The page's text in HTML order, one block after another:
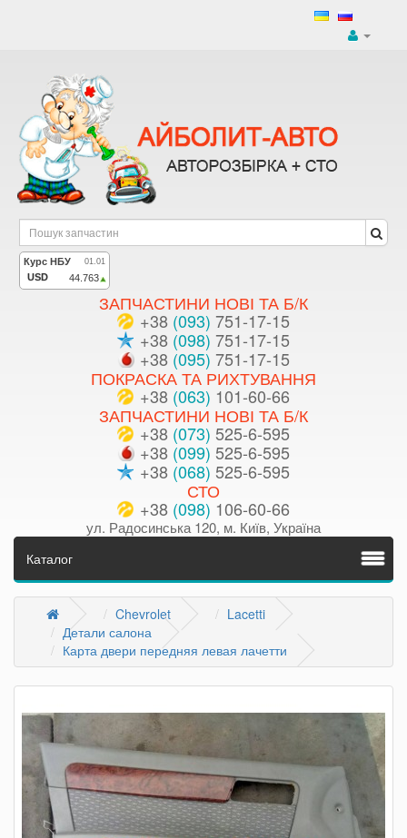
ЗАПЧАСТИНИ НОВІ ТА Б/К
+38 (093) 751-17-15
+38 (098) 751-17-15
+38 (095) 751-17-15
ПОКРАСКА ТА РИХТУВАННЯ
+38 (063) 101-60-66
ЗАПЧАСТИНИ НОВІ ТА Б/К
+38 (073) 525-6-595
+38 (099) 525-6-595
+38 (068) 525-6-595
СТО
+38 (098) 106-60-66
ул. Радосинська 120, м. Київ, Україна
Каталог
Chevrolet
Lacetti
Детали салона
Карта двери передняя левая лачетти